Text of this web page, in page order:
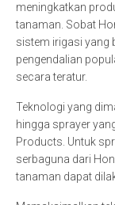
meningkatkan
tanaman. Sobat
sistem irigasi yang
pengendalian
secara teratur.
Teknologi yang
hingga sprayer
Products. Untuk
serbaguna dari
tanaman dapat